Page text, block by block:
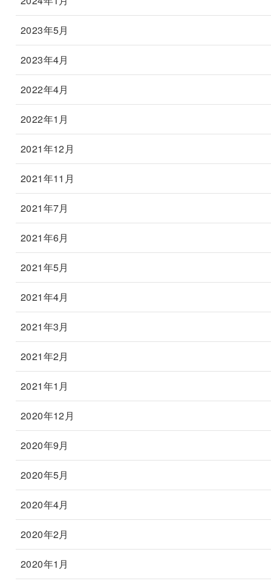
2023年5月
2023年4月
2022年4月
2022年1月
2021年12月
2021年11月
2021年7月
2021年6月
2021年5月
2021年4月
2021年3月
2021年2月
2021年1月
2020年12月
2020年9月
2020年5月
2020年4月
2020年2月
2020年1月